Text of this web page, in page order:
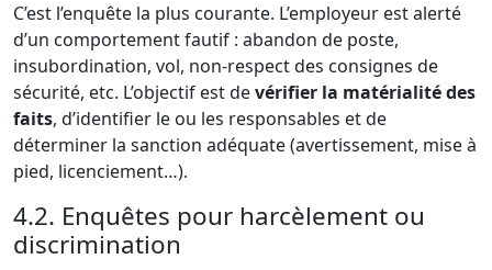
C’est l’enquête la plus courante. L’employeur est alerté
d’un comportement fautif : abandon de poste,
insubordination, vol, non-respect des consignes de
sécurité, etc. L’objectif est devérifier la matérialité des
faits, d’identifier le ou les responsables et de
déterminer la sanction adéquate (avertissement, mise à
pied, licenciement…).
4.2. Enquêtes pour harcèlement ou
discrimination